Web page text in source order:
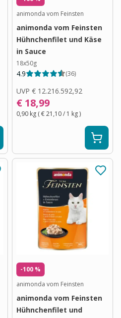
animonda vom Feinsten
animonda vom Feinsten
Hühnchenfilet und Käse
in Sauce
18x50g
4.9 (36)
UVP € 12.216.592,92
€ 18,99
0,90 kg (€ 21,10/ 1 kg)
-100 %
animonda vom Feinsten
animonda vom Feinsten
Hühnchenfilet und